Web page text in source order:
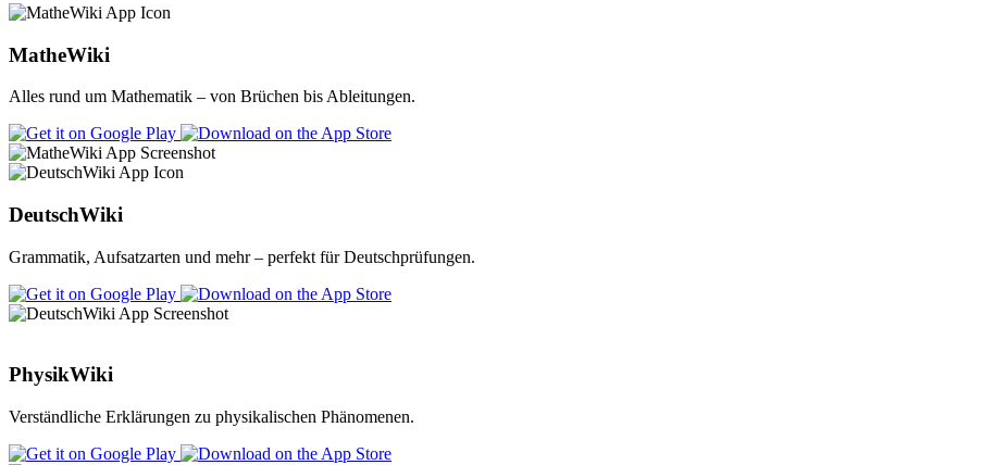
MatheWiki
Alles rund um Mathematik – von Brüchen bis Ableitungen.
DeutschWiki
Grammatik, Aufsatzarten und mehr – perfekt für Deutschprüfungen.
PhysikWiki
Verständliche Erklärungen zu physikalischen Phänomenen.